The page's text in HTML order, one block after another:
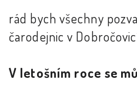
rád bych všechny
čarodejnic v
V letošním roce se